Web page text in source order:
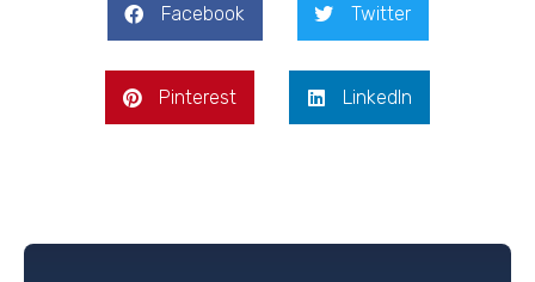
Facebook Twitter
Pinterest LinkedIn